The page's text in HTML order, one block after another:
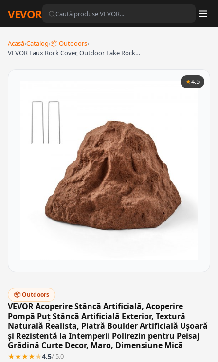
VEVOR
Acasă›Catalog›📦 Outdoors›
VEVOR Faux Rock Cover, Outdoor Fake Rock…
★4.5
📦 Outdoors
VEVOR Acoperire Stâncă Artificială, Acoperire
Pompă Puț Stâncă Artificială Exterior, Textură
Naturală Realista, Piatră Boulder Artificială Ușoară
și Rezistentă la Intemperii Polirezin pentru Peisaj
Grădină Curte Decor, Maro, Dimensiune Mică
★★★★★4.5/ 5.0